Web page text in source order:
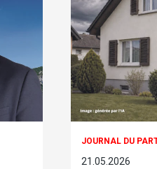
JOURNAL DU
21.05.2026